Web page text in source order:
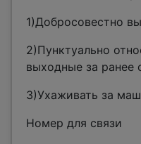
1)Добросовестно
2)Пунктуально
выходные за ранее
3)Ухаживать за
Номер для связи